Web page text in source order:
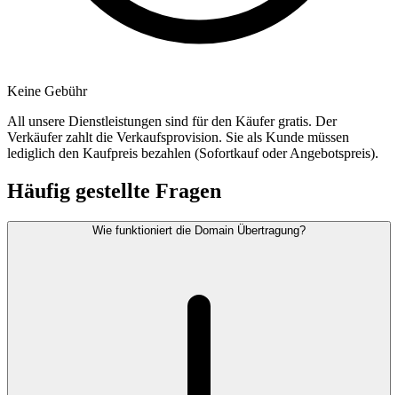
Keine Gebühr
All unsere Dienstleistungen sind für den Käufer gratis. Der
Verkäufer zahlt die Verkaufsprovision. Sie als Kunde müssen
lediglich den Kaufpreis bezahlen (Sofortkauf oder Angebotspreis).
Häufig gestellte Fragen
Wie funktioniert die Domain Übertragung?